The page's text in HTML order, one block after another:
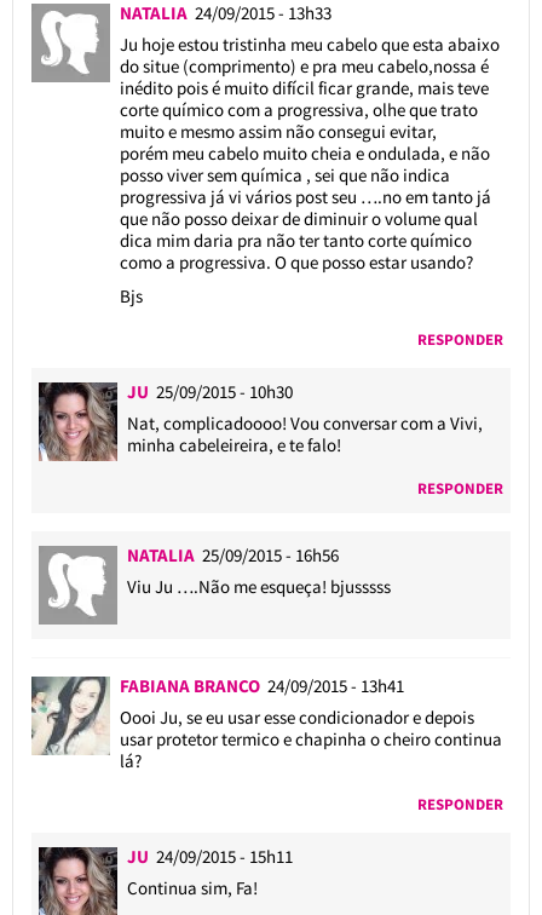
NATALIA 24/09/2015 - 13h33
Ju hoje estou tristinha meu cabelo que esta abaixo
do situe (comprimento) e pra meu cabelo,nossa é
inédito pois é muito difícil ficar grande, mais teve
corte químico com a progressiva, olhe que trato
muito e mesmo assim não consegui evitar,
porém meu cabelo muito cheia e ondulada, e não
posso viver sem química , sei que não indica
progressiva já vi vários post seu ….no em tanto já
que não posso deixar de diminuir o volume qual
dica mim daria pra não ter tanto corte químico
como a progressiva. O que posso estar usando?
Bjs
RESPONDER
JU 25/09/2015 - 10h30
Nat, complicadoooo! Vou conversar com a Vivi,
minha cabeleireira, e te falo!
RESPONDER
NATALIA25/09/2015 - 16h56
Viu Ju ….Não me esqueça! bjusssss
FABIANA BRANCO 24/09/2015 - 13h41
Oooi Ju, se eu usar esse condicionador e depois
usar protetor termico e chapinha o cheiro continua
lá?
RESPONDER
JU 24/09/2015 - 15h11
Continua sim, Fa!